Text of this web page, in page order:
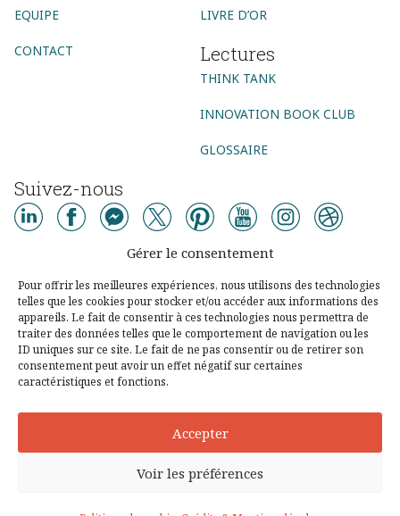
Gérer le consentement
Pour offrir les meilleures expériences, nous utilisons des technologies
telles que les cookies pour stocker et/ou accéder aux informations des
appareils. Le fait de consentir à ces technologies nous permettra de
traiter des données telles que le comportement de navigation ou les
ID uniques sur ce site. Le fait de ne pas consentir ou de retirer son
consentement peut avoir un effet négatif sur certaines
caractéristiques et fonctions.
Accepter
Voir les préférences
EQUIPE
CONTACT
LIVRE D’OR
Lectures
THINK TANK
INNOVATION BOOK CLUB
GLOSSAIRE
Suivez-nous
AGENCE CONSEIL
AGENCE DIGITALE
AGENCE COMMUNICATION DIGITALE
AGENCE MARKETING DIGITAL
AGENCE SOCIAL MEDIA
AGENCE UX DESIGN PARIS
CONSEIL DIGITAL
STRATÉGIE DIGITALE
DESIGN THINKING LEAN STARTUP
© Copyright 2003 - 2026 - Tous droits réservés